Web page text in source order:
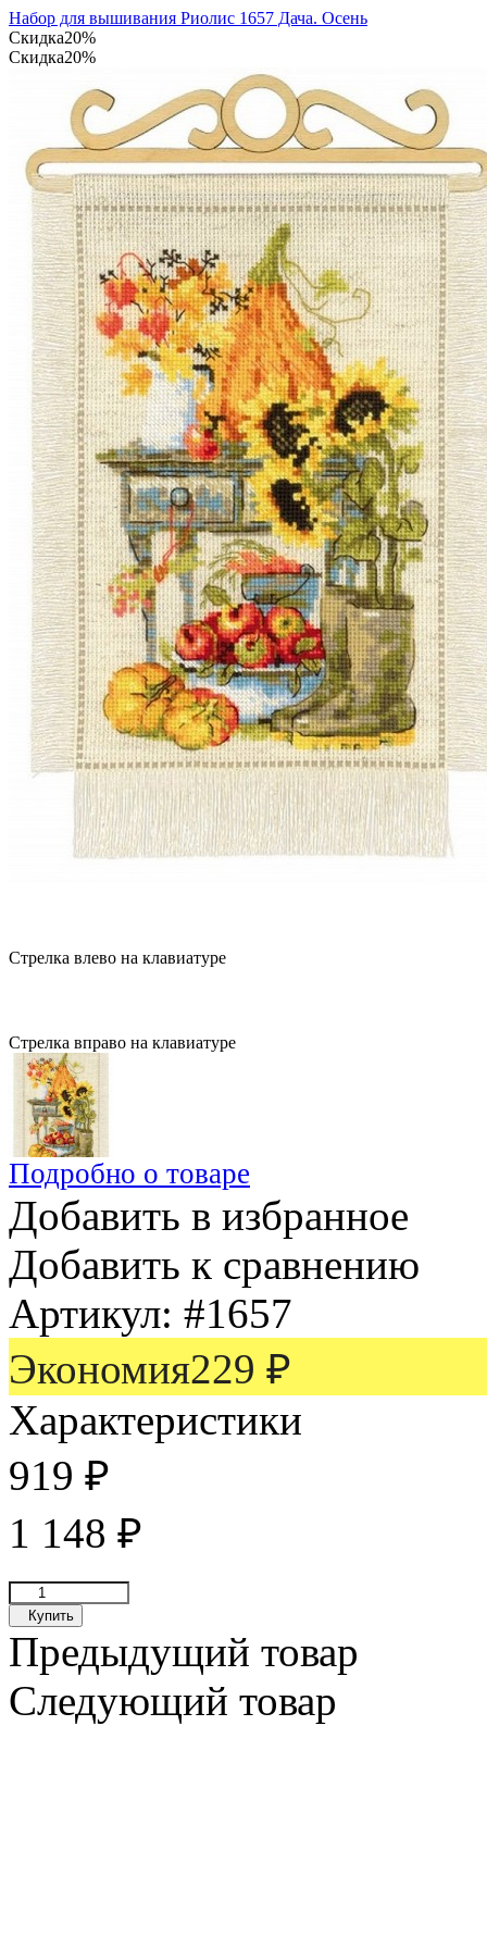
Набор для вышивания Риолис 1657 Дача. Осень
Скидка20%
Скидка20%
Стрелка влево на клавиатуре
Стрелка вправо на клавиатуре
Подробно о товаре
Добавить в избранное
Добавить к сравнению
Артикул: #1657
Экономия229 ₽
Характеристики
919 ₽
1 148 ₽
Купить
Предыдущий товар
Следующий товар